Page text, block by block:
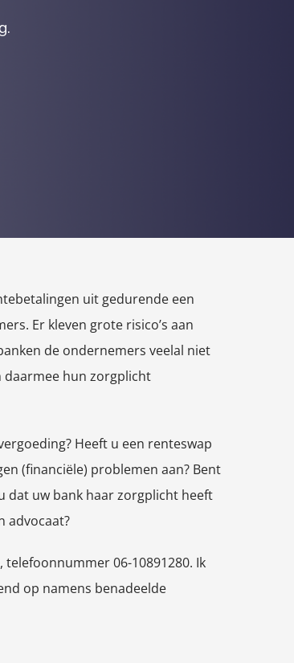
uit gedurende een
Er kleven grote risico’s aan
de ondernemers veelal niet
daarmee hun zorgplicht
Heeft u een renteswap
(financiële) problemen aan? Bent
dat uw bank haar zorgplicht heeft
advocaat?
06-10891280. Ik
op namens benadeelde